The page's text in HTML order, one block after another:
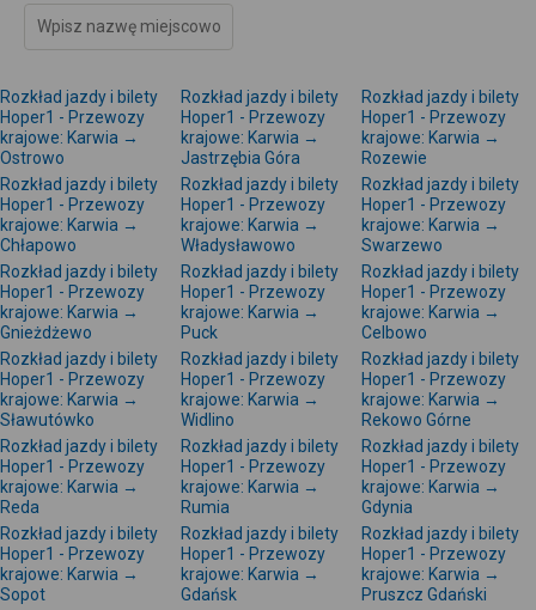
Rozkład jazdy i bilety
Hoper1 - Przewozy
krajowe: Karwia →
Ostrowo
Rozkład jazdy i bilety
Hoper1 - Przewozy
krajowe: Karwia →
Jastrzębia Góra
Rozkład jazdy i bilety
Hoper1 - Przewozy
krajowe: Karwia →
Rozewie
Rozkład jazdy i bilety
Hoper1 - Przewozy
krajowe: Karwia →
Chłapowo
Rozkład jazdy i bilety
Hoper1 - Przewozy
krajowe: Karwia →
Władysławowo
Rozkład jazdy i bilety
Hoper1 - Przewozy
krajowe: Karwia →
Swarzewo
Rozkład jazdy i bilety
Hoper1 - Przewozy
krajowe: Karwia →
Gnieżdżewo
Rozkład jazdy i bilety
Hoper1 - Przewozy
krajowe: Karwia →
Puck
Rozkład jazdy i bilety
Hoper1 - Przewozy
krajowe: Karwia →
Celbowo
Rozkład jazdy i bilety
Hoper1 - Przewozy
krajowe: Karwia →
Sławutówko
Rozkład jazdy i bilety
Hoper1 - Przewozy
krajowe: Karwia →
Widlino
Rozkład jazdy i bilety
Hoper1 - Przewozy
krajowe: Karwia →
Rekowo Górne
Rozkład jazdy i bilety
Hoper1 - Przewozy
krajowe: Karwia →
Reda
Rozkład jazdy i bilety
Hoper1 - Przewozy
krajowe: Karwia →
Rumia
Rozkład jazdy i bilety
Hoper1 - Przewozy
krajowe: Karwia →
Gdynia
Rozkład jazdy i bilety
Hoper1 - Przewozy
krajowe: Karwia →
Sopot
Rozkład jazdy i bilety
Hoper1 - Przewozy
krajowe: Karwia →
Gdańsk
Rozkład jazdy i bilety
Hoper1 - Przewozy
krajowe: Karwia →
Pruszcz Gdański